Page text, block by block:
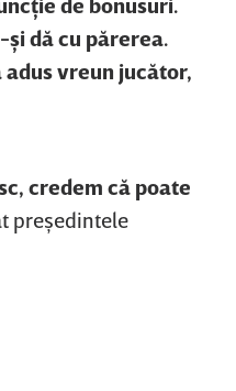
dă cu părerea.
adus vreun jucător,
credem că poate
preşedintele